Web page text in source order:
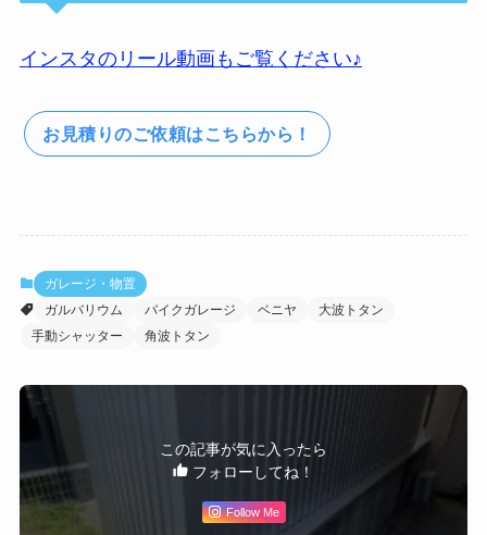
インスタのリール動画もご覧ください♪
お見積りのご依頼はこちらから！
ガレージ・物置
ガルバリウム
バイクガレージ ベニヤ
大波トタン
手動シャッター
角波トタン
この記事が気に入ったら
フォローしてね！
Follow Me